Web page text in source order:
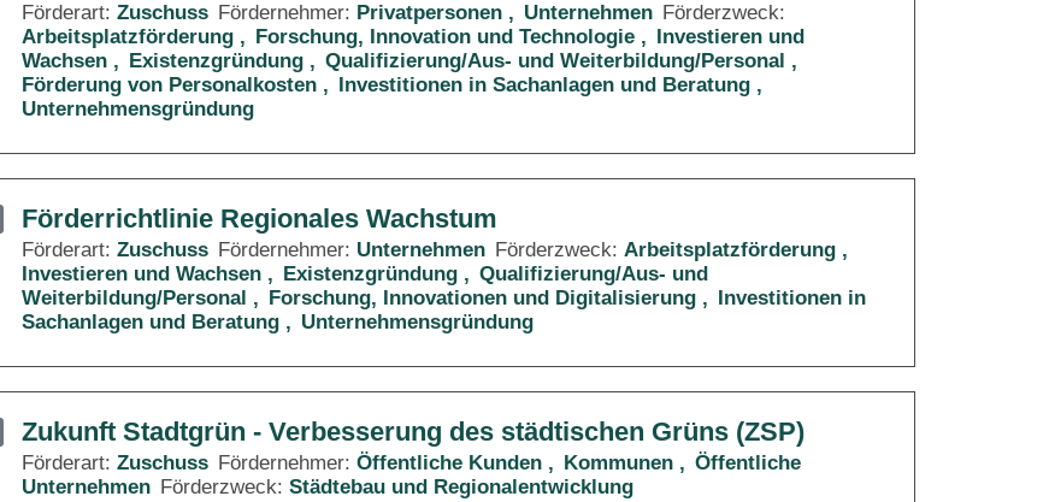
Förderart: Zuschuss Fördernehmer: Privatpersonen Unternehmen Förderzweck:
Arbeitsplatzförderung
Forschung, Innovation und Technologie
Investieren und
Wachsen
Existenzgründung
Qualifizierung/Aus- und Weiterbildung/Personal
Förderung von Personalkosten
Investitionen in Sachanlagen und Beratung
Unternehmensgründung
Förderrichtlinie Regionales Wachstum
Förderart: Zuschuss Fördernehmer: Unternehmen Förderzweck: Arbeitsplatzförderung
Investieren und Wachsen
Existenzgründung
Qualifizierung/Aus- und
Weiterbildung/Personal
Forschung, Innovationen und Digitalisierung
Investitionen in
Sachanlagen und Beratung
Unternehmensgründung
Zukunft Stadtgrün - Verbesserung des städtischen Grüns (ZSP)
Förderart: Zuschuss Fördernehmer: Öffentliche Kunden Kommunen
Öffentliche
Unternehmen Förderzweck: Städtebau und Regionalentwicklung